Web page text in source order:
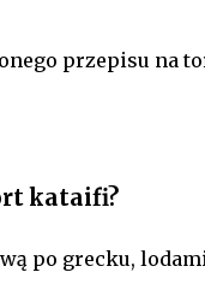
przepisu na
kataifi?
po grecku,